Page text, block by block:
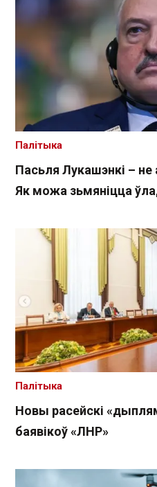
Пасьля Лукашэнкі –
Як можа зьмяніцца
Палітыка
Новы расейскі
баявікоў «ЛНР»
Палітыка